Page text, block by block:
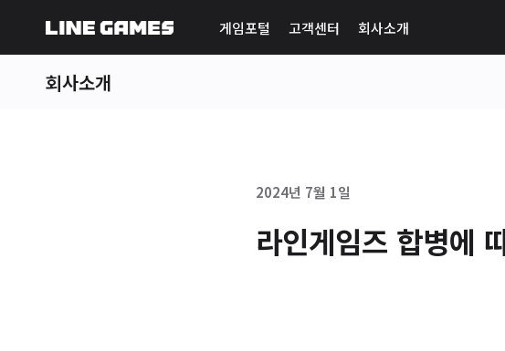
게임포털 고객센터 회사소개
회사소개
2024년 7월 1일
라인게임즈 합병에